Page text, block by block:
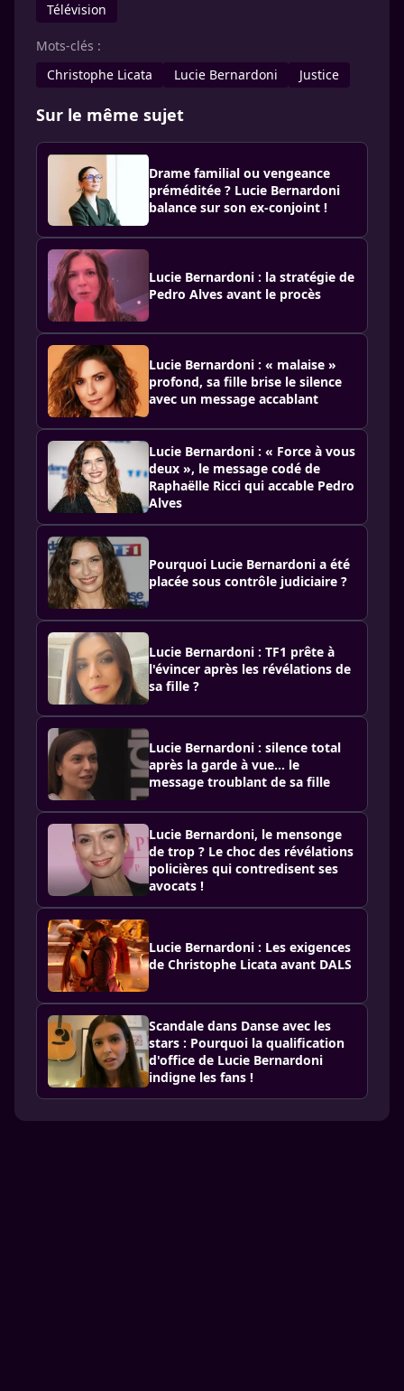
Télévision
Mots-clés :
Christophe Licata
Lucie Bernardoni Justice
Sur le même sujet
Drame familial ou vengeance
préméditée ? Lucie Bernardoni
balance sur son ex-conjoint !
Lucie Bernardoni : la stratégie de
Pedro Alves avant le procès
Lucie Bernardoni : « malaise »
profond, sa fille brise le silence
avec un message accablant
Lucie Bernardoni : « Force à vous
deux », le message codé de
Raphaëlle Ricci qui accable Pedro
Alves
Pourquoi Lucie Bernardoni a été
placée sous contrôle judiciaire ?
Lucie Bernardoni : TF1 prête à
l'évincer après les révélations de
sa fille ?
Lucie Bernardoni : silence total
après la garde à vue… le
message troublant de sa fille
Lucie Bernardoni, le mensonge
de trop ? Le choc des révélations
policières qui contredisent ses
avocats !
Lucie Bernardoni : Les exigences
de Christophe Licata avant DALS
Scandale dans Danse avec les
stars : Pourquoi la qualification
d'office de Lucie Bernardoni
indigne les fans !